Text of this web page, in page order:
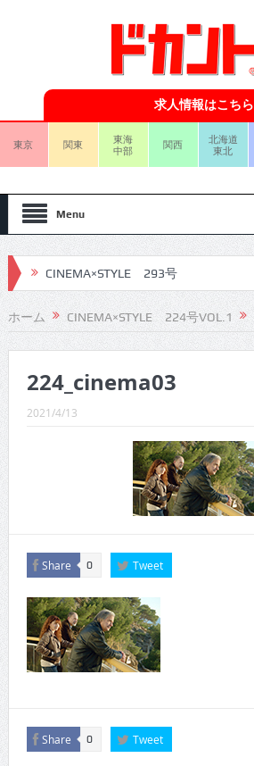
求人情報はこちら
東京 関東
東海
中部
関西
北海道
東北
Menu
CINEMA×STYLE 293号
CINEMA×STYLE 292号
CINEMA×STYLE 291号
CINEMA×STYLE 290号
CINEMA×STYLE 289号
CINEMA×STYLE 288号
CINEMA×STYLE 287号
CINEMA×STYLE 286号
CINEMA×STYLE 294号
ホーム CINEMA×STYLE 224号VOL.1
224_cinema03
2021/4/13
Share 0 Tweet
Share 0 Tweet